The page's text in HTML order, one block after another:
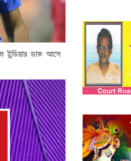
ইন্ডিয়ার ডাক আসে